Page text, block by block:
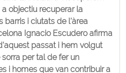
a objectiu recuperar la
i ciutats de l’àrea
Ignacio Escudero afirma
passat i hem volgut
per tal de fer un
i homes que van contribuir a